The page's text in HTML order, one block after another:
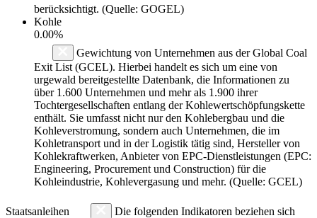
berücksichtigt. (Quelle: GOGEL)
Kohle
0.00%
Gewichtung von Unternehmen aus der Global Coal
Exit List (GCEL). Hierbei handelt es sich um eine von
urgewald bereitgestellte Datenbank, die Informationen zu
über 1.600 Unternehmen und mehr als 1.900 ihrer
Tochtergesellschaften entlang der Kohlewertschöpfungskette
enthält. Sie umfasst nicht nur den Kohlebergbau und die
Kohleverstromung, sondern auch Unternehmen, die im
Kohletransport und in der Logistik tätig sind, Hersteller von
Kohlekraftwerken, Anbieter von EPC-Dienstleistungen (EPC:
Engineering, Procurement und Construction) für die
Kohleindustrie, Kohlevergasung und mehr. (Quelle: GCEL)
Staatsanleihen
Die folgenden Indikatoren beziehen sich